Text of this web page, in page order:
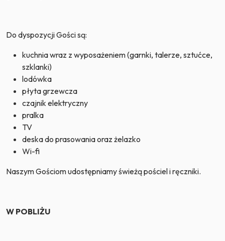
Do dyspozycji Gości są:
kuchnia wraz z wyposażeniem (garnki, talerze, sztućce,
szklanki)
lodówka
płyta grzewcza
czajnik elektryczny
pralka
TV
deska do prasowania oraz żelazko
Wi-fi
Naszym Gościom udostępniamy świeżą pościel i ręczniki.
W POBLIŻU